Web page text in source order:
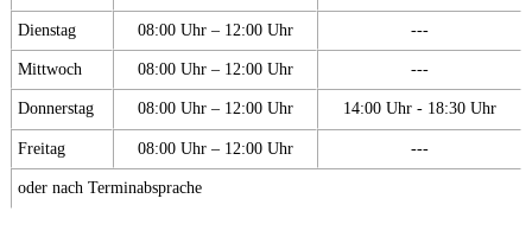
Dienstag 08:00 Uhr – 12:00 Uhr ---
Mittwoch 08:00 Uhr – 12:00 Uhr ---
Donnerstag 08:00 Uhr – 12:00 Uhr 14:00 Uhr - 18:30 Uhr
Freitag 08:00 Uhr – 12:00 Uhr ---
oder nach Terminabsprache